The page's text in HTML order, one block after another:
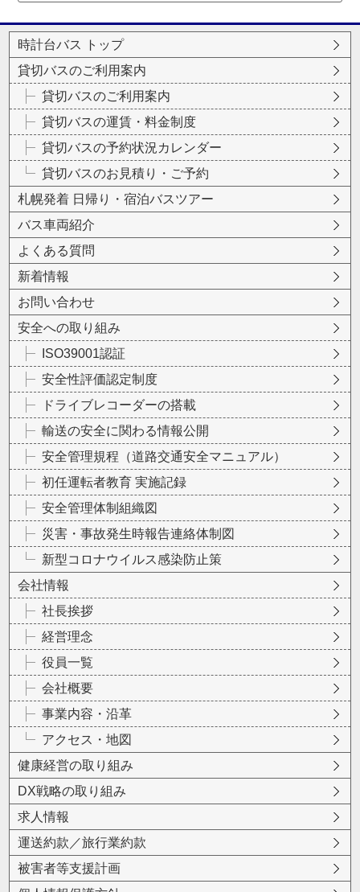
時計台バス トップ
貸切バスのご利用案内
貸切バスのご利用案内
貸切バスの運賃・料金制度
貸切バスの予約状況カレンダー
貸切バスのお見積り・ご予約
札幌発着 日帰り・宿泊バスツアー
バス車両紹介
よくある質問
新着情報
お問い合わせ
安全への取り組み
ISO39001認証
安全性評価認定制度
ドライブレコーダーの搭載
輸送の安全に関わる情報公開
安全管理規程（道路交通安全マニュアル）
初任運転者教育 実施記録
安全管理体制組織図
災害・事故発生時報告連絡体制図
新型コロナウイルス感染防止策
会社情報
社長挨拶
経営理念
役員一覧
会社概要
事業内容・沿革
アクセス・地図
健康経営の取り組み
DX戦略の取り組み
求人情報
運送約款／旅行業約款
被害者等支援計画